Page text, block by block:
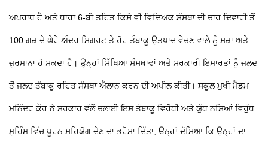
ਅਪਰਾਧ ਹੈ ਅਤੇ ਧਾਰਾ 6-ਬੀ ਤਹਿਤ ਕਿਸੇ ਵੀ ਵਿਦਿਅਕ ਸੰਸਥਾ ਦੀ ਚਾਰ ਦਿਵਾਰੀ ਤੋਂ
100 ਗਜ਼ ਦੇ ਘੇਰੇ ਅੰਦਰ ਸਿਗਰਟ ਤੇ ਹੋਰ ਤੰਬਾਕੂ ਉਤਪਾਦ ਵੇਚਣ ਵਾਲੇ ਨੂੰ ਸਜ਼ਾ ਅਤੇ
ਜ਼ੁਰਮਾਨਾ ਹੋ ਸਕਦਾ ਹੈ। ਉਨ੍ਹਾਂ ਸਿੱਖਿਆ ਸੰਸਥਾਵਾਂ ਅਤੇ ਸਰਕਾਰੀ ਇਮਾਰਤਾਂ ਨੂੰ ਜਲਦ
ਤੋਂ ਜਲਦ ਤੰਬਾਕੂ ਰਹਿਤ ਸੰਸਥਾ ਐਲਾਨ ਕਰਨ ਦੀ ਅਪੀਲ ਕੀਤੀ। ਸਕੂਲ ਮੁਖੀ ਮੈਡਮ
ਮਨਿੰਦਰ ਕੌਰ ਨੇ ਸਰਕਾਰ ਵੱਲੋਂ ਚਲਾਈ ਇਸ ਤੰਬਾਕੂ ਵਿਰੋਧੀ ਅਤੇ ਯੁੱਧ ਨਸ਼ਿਆਂ ਵਿਰੁੱਧ
ਮੁਹਿੰਮ ਵਿੱਚ ਪੂਰਨ ਸਹਿਯੋਗ ਦੇਣ ਦਾ ਭਰੋਸਾ ਦਿੱਤਾ, ੳਨ੍ਹਾਂ ਦੱਸਿਆ ਕਿ ਉਨ੍ਹਾਂ ਦਾ